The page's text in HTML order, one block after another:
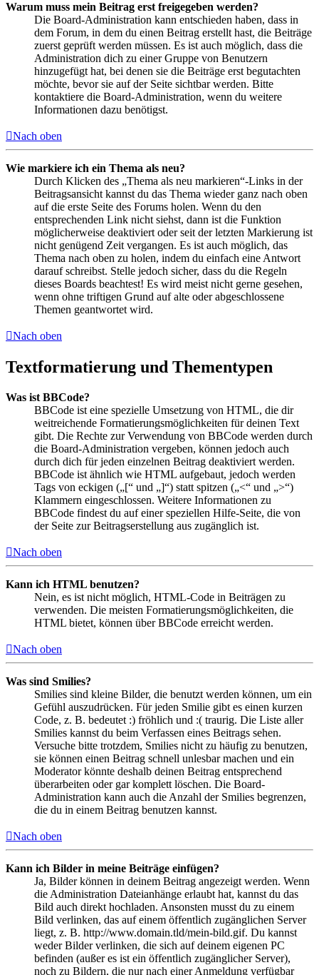
Warum muss mein Beitrag erst freigegeben werden?
Die Board-Administration kann entschieden haben, dass in
dem Forum, in dem du einen Beitrag erstellt hast, die Beiträge
zuerst geprüft werden müssen. Es ist auch möglich, dass die
Administration dich zu einer Gruppe von Benutzern
hinzugefügt hat, bei denen sie die Beiträge erst begutachten
möchte, bevor sie auf der Seite sichtbar werden. Bitte
kontaktiere die Board-Administration, wenn du weitere
Informationen dazu benötigst.
Nach oben
Wie markiere ich ein Thema als neu?
Durch Klicken des „Thema als neu markieren“-Links in der
Beitragsansicht kannst du das Thema wieder ganz nach oben
auf die erste Seite des Forums holen. Wenn du den
entsprechenden Link nicht siehst, dann ist die Funktion
möglicherweise deaktiviert oder seit der letzten Markierung ist
nicht genügend Zeit vergangen. Es ist auch möglich, das
Thema nach oben zu holen, indem du einfach eine Antwort
darauf schreibst. Stelle jedoch sicher, dass du die Regeln
dieses Boards beachtest! Es wird meist nicht gerne gesehen,
wenn ohne triftigen Grund auf alte oder abgeschlossene
Themen geantwortet wird.
Nach oben
Textformatierung und Thementypen
Was ist BBCode?
BBCode ist eine spezielle Umsetzung von HTML, die dir
weitreichende Formatierungsmöglichkeiten für deinen Text
gibt. Die Rechte zur Verwendung von BBCode werden durch
die Board-Administration vergeben, können jedoch auch
durch dich für jeden einzelnen Beitrag deaktiviert werden.
BBCode ist ähnlich wie HTML aufgebaut, jedoch werden
Tags von eckigen („[“ und „]“) statt spitzen („<“ und „>“)
Klammern eingeschlossen. Weitere Informationen zu
BBCode findest du auf einer speziellen Hilfe-Seite, die von
der Seite zur Beitragserstellung aus zugänglich ist.
Nach oben
Kann ich HTML benutzen?
Nein, es ist nicht möglich, HTML-Code in Beiträgen zu
verwenden. Die meisten Formatierungsmöglichkeiten, die
HTML bietet, können über BBCode erreicht werden.
Nach oben
Was sind Smilies?
Smilies sind kleine Bilder, die benutzt werden können, um ein
Gefühl auszudrücken. Für jeden Smilie gibt es einen kurzen
Code, z. B. bedeutet :) fröhlich und :( traurig. Die Liste aller
Smilies kannst du beim Verfassen eines Beitrags sehen.
Versuche bitte trotzdem, Smilies nicht zu häufig zu benutzen,
sie können einen Beitrag schnell unlesbar machen und ein
Moderator könnte deshalb deinen Beitrag entsprechend
überarbeiten oder gar komplett löschen. Die Board-
Administration kann auch die Anzahl der Smilies begrenzen,
die du in einem Beitrag benutzen kannst.
Nach oben
Kann ich Bilder in meine Beiträge einfügen?
Ja, Bilder können in deinem Beitrag angezeigt werden. Wenn
die Administration Dateianhänge erlaubt hat, kannst du das
Bild auch direkt hochladen. Ansonsten musst du zu einem
Bild verlinken, das auf einem öffentlich zugänglichen Server
liegt, z. B. http://www.domain.tld/mein-bild.gif. Du kannst
weder Bilder verlinken, die sich auf deinem eigenen PC
befinden (außer es ist ein öffentlich zugänglicher Server),
noch zu Bildern, die nur nach einer Anmeldung verfügbar